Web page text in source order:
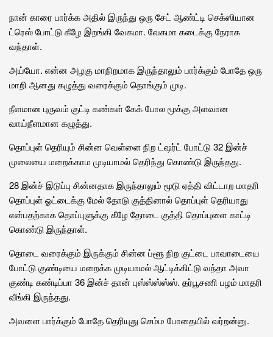
நான் காரை பார்க்க அதில் இருந்து ஒரு சேட் ஆண்ட்டி செக்ஸியான
ட்ரெஸ் போட்டு கீழே இறங்கி வேகமா. வேகமா கடைக்கு நேராக
வந்தாள்.
அய்யோ. என்ன அழகு மாநிறமாக இருந்தாலும் பார்க்கும் போதே ஒரு
மாறி ஆனது கழுத்து வரைக்கும் தொங்கும் முடி.
நீளமான புருவம் குட்டி கண்கள் கேக் போல மூக்கு அளவான
வாய்நீளமான கழுத்து.
தொப்புள் தெரியும் சின்ன வெள்ளை நிற ட்ஷர்ட் போட்டு 32 இன்ச்
முலையை மறைக்காம முடியாமல் தெரிந்து கொண்டு இருந்தது.
28 இன்ச் இடுப்பு சின்னதாக இருந்தாலும் மூடு ஏத்தி விட்டாற மாதரி
தொப்புள் ஓட்டைக்கு மேல் தோடு குத்தினால் தொப்புள் தெரியாது
என்பதற்காக தொப்புளுக்கு கீழே தோடை குத்தி தொப்புளை காட்டி
கொண்டு இருந்தாள்.
தொடை வரைக்கும் இருக்கும் சின்ன ப்ளூ நிற குட்டை பாவாடையை
போட்டு குண்டியை மறைக்க முடியாமல் ஆட்டிக்கிட்டு வந்தா அவா
குண்டி கண்டிப்பா 36 இன்ச் தான் புஸ்ஸ்ஸ்ஸ்ஸ். தர்பூசணி பழம் மாதரி
வீங்கி இருந்தது.
அவளை பார்க்கும் போதே தெரியுது செம்ம போதையில் வர்றன்னு.